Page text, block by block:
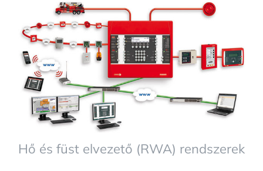
Hő és füst elvezető (RWA) rendszerek